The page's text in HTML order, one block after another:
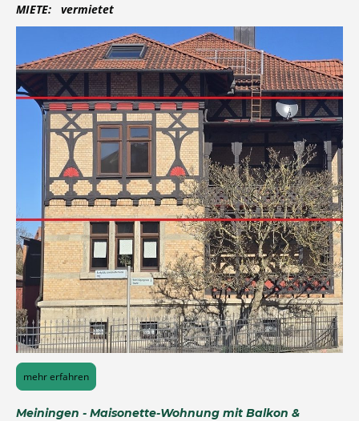
MIETE: vermietet
mehr erfahren
Meiningen - Maisonette-Wohnung mit Balkon &